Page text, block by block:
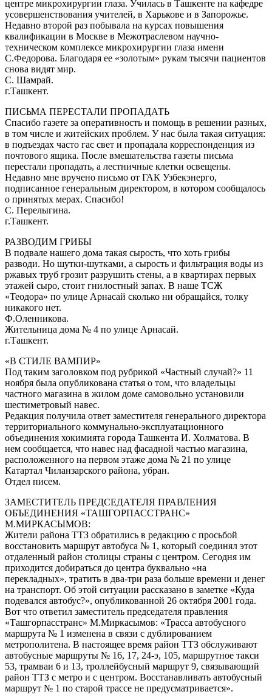
центре микрохирургии глаза. Училась в Ташкенте на кафедре
усовершенствования учителей, в Харькове и в Запорожье.
Недавно второй раз побывала на курсах повышения
квалификации в Москве в Межотраслевом научно-
техническом комплексе микрохирургии глаза имени
С.Федорова. Благодаря ее «золотым» рукам тысячи пациентов
снова видят мир.
С. Шамрай.
г.Ташкент.
ПИСЬМА ПЕРЕСТАЛИ ПРОПАДАТЬ
Спасибо газете за оперативность и помощь в решении разных,
в том числе и житейских проблем. У нас была такая ситуация:
в подъездах часто гас свет и пропадала корреспонденция из
почтового ящика. После вмешательства газеты письма
перестали пропадать, а лестничные клетки освещены.
Недавно мне вручено письмо от ГАК Узбекэнерго,
подписанное генеральным директором, в котором сообщалось
о принятых мерах. Спасибо!
С. Перелыгина.
г.Ташкент.
РАЗВОДИМ ГРИБЫ
В подвале нашего дома такая сырость, что хоть грибы
разводи. Но шутки-шутками, а сырость и фильтрация воды из
ржавых труб грозит разрушить стены, а в квартирах первых
этажей сыро, стоит гнилостный запах. В наше ТСЖ
«Теодора» по улице Арнасай сколько ни обращайся, толку
никакого нет.
Ф.Оленникова.
Жительница дома № 4 по улице Арнасай.
г.Ташкент.
«В СТИЛЕ ВАМПИР»
Под таким заголовком под рубрикой «Частный случай?» 11
ноября была опубликована статья о том, что владельцы
частного магазина в жилом доме самовольно установили
шестиметровый навес.
Редакция получила ответ заместителя генерального директора
территориального коммунально-эксплуатационного
объединения хокимията города Ташкента И. Холматова. В
нем сообщается, что навес над фасадной частью магазина,
расположенного на первом этаже дома № 21 по улице
Катартал Чиланзарского района, убран.
Отдел писем.
ЗАМЕСТИТЕЛЬ ПРЕДСЕДАТЕЛЯ ПРАВЛЕНИЯ
ОБЪЕДИНЕНИЯ «ТАШГОРПАССТРАНС»
М.МИРКАСЫМОВ:
Жители района ТТЗ обратились в редакцию с просьбой
восстановить маршрут автобуса № 1, который соединял этот
отдаленный район столицы страны с центром. Сегодня им
приходится добираться до центра буквально «на
перекладных», тратить в два-три раза больше времени и денег
на транспорт. Об этой ситуации рассказано в заметке «Куда
подевался автобус?», опубликованной 26 октября 2001 года.
Вот что ответил заместитель председателя правления
«Ташгорпасстранс» М.Миркасымов: «Трасса автобусного
маршрута № 1 изменена в связи с дублированием
метрополитена. В настоящее время район ТТЗ обслуживают
автобусные маршруты № 16, 17, 24-э, 105, маршрутное такси
53, трамваи 6 и 13, троллейбусный маршрут 9, связывающий
район ТТЗ с метро и с центром. Восстанавливать автобусный
маршрут № 1 по старой трассе не предусматривается».